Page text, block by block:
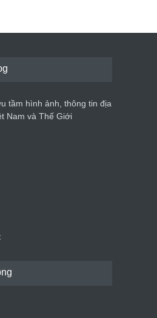
tầm hình ảnh, thông tin địa
Nam và Thế Giới